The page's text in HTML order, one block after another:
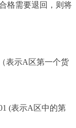
格需要退回，则将
表示A区第一个货
(表示A区中的第